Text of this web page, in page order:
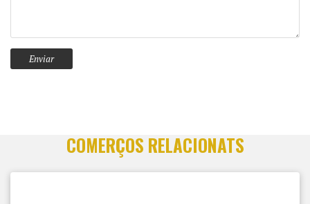
COMERÇOS RELACIONATS